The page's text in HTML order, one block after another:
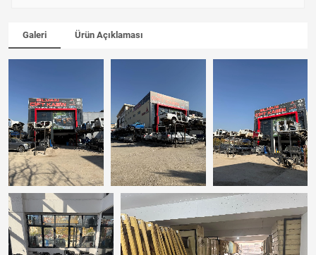
Galeri Ürün Açıklaması